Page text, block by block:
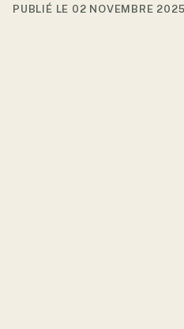
PUBLIÉ LE 02 NOVEMBRE